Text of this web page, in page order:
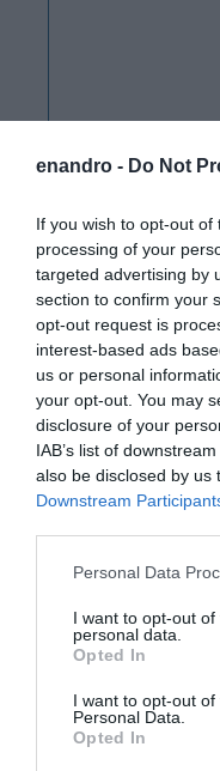
enandro - Do Not
If you wish to opt-out
processing of your
targeted advertising by
section to confirm your
opt-out request is
interest-based ads
us or personal
your opt-out. You may
disclosure of your
IAB’s list of
also be disclosed by us
Downstream
Please note that this
not limited to your visit
grant or deny consent
use your data for
consent section.
Personal Data
I want to opt-out
personal data.
Opted In
I want to opt-out
Personal Data.
Opted In